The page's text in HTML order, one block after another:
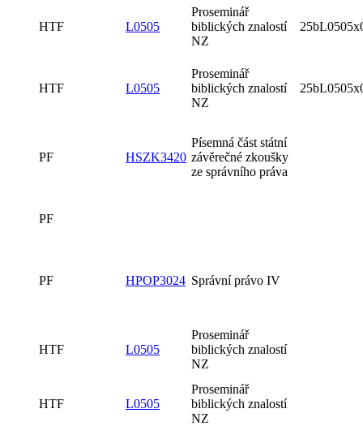
HTF L0505
Proseminář
biblických znalostí
NZ
HTF L0505
Proseminář
biblických znalostí
NZ
PF HSZK3420
Písemná část státní
závěrečné zkoušky
ze správního práva
PF
PF HPOP3024 Správní právo IV
HTF L0505
Proseminář
biblických znalostí
NZ
HTF L0505
Proseminář
biblických znalostí
NZ